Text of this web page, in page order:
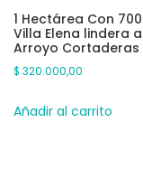
1 Hectárea Con
Villa Elena lindera
Arroyo Cortaderas
$ 320.000,00
Añadir al carrito